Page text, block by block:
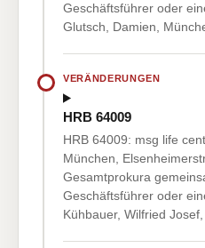
Geschäftsführer oder
Glutsch, Damien,
VERÄNDERUNGEN
HRB 64009
HRB 64009: msg life
München,
Gesamtprokura
Geschäftsführer oder
Kühbauer, Wilfried